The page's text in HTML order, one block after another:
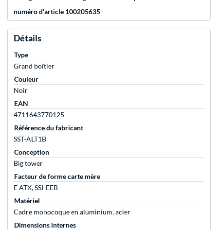
numéro d'article 100205635
Détails
Type
Grand boîtier
Couleur
Noir
EAN
4711643770125
Référence du fabricant
SST-ALT1B
Conception
Big tower
Facteur de forme carte mère
E ATX, SSI-EEB
Matériel
Cadre monocoque en aluminium, acier
Dimensions internes